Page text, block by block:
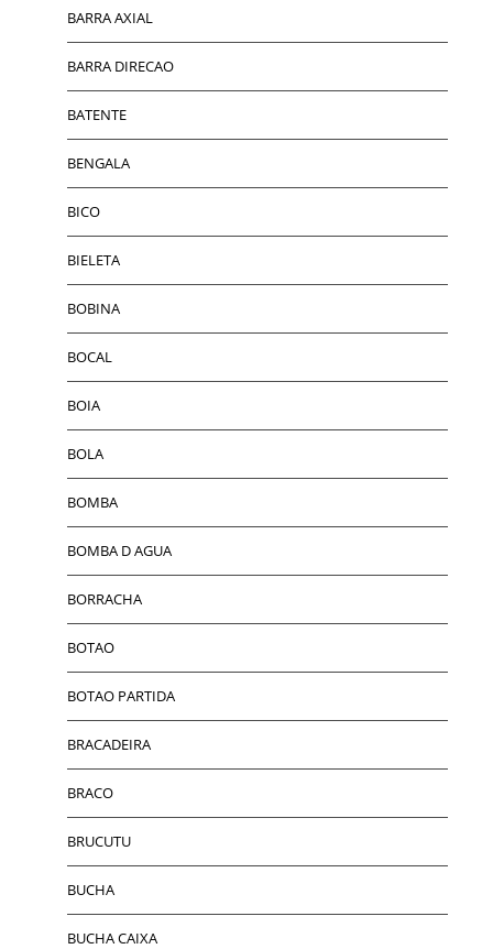
BARRA AXIAL
BARRA DIRECAO
BATENTE
BENGALA
BICO
BIELETA
BOBINA
BOCAL
BOIA
BOLA
BOMBA
BOMBA D AGUA
BORRACHA
BOTAO
BOTAO PARTIDA
BRACADEIRA
BRACO
BRUCUTU
BUCHA
BUCHA CAIXA